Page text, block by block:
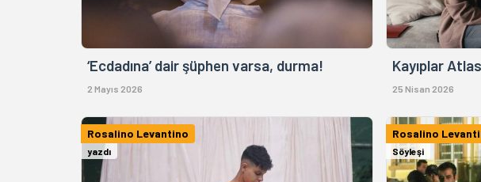
‘Ecdadına’ dair şüphen varsa, durma!
2 Mayıs 2026
Kayıplar
25 Nisan 2026
Rosalino Levantino
yazdı
Rosalino
Söyleşi